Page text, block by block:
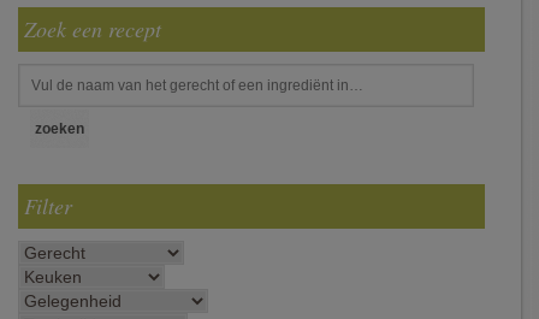
Zoek een recept
Filter